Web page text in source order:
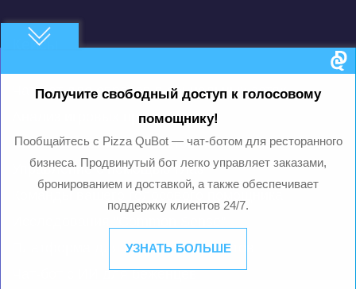
Получите свободный доступ к голосовому
помощнику!
Пообщайтесь с Pizza QuBot — чат-ботом для ресторанного
бизнеса. Продвинутый бот легко управляет заказами,
бронированием и доставкой, а также обеспечивает
поддержку клиентов 24/7.
УЗНАТЬ БОЛЬШЕ
Кейсы
Чат-бот для опросов в социальных сетях
Анализ игровых процессов
Система анализа и ответов на отзывы
Управление с помощью глаз
Команды вашего голосового помощника
Платформа для создания чат-ботов
Чат-бот с ИИ для беженцев